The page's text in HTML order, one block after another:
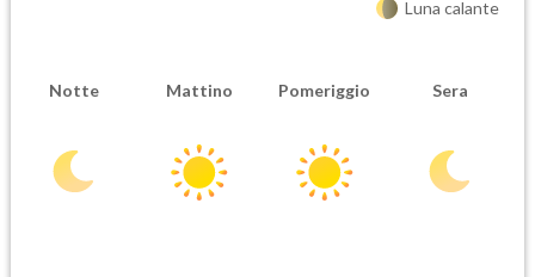
Luna calante
Notte Mattino Pomeriggio Sera